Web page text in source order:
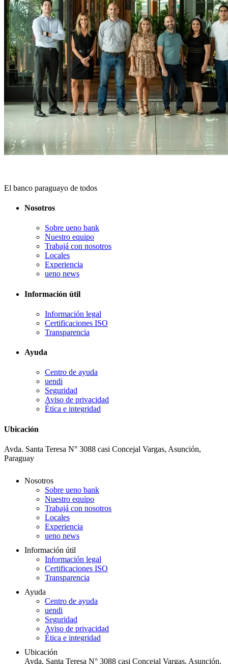
El banco paraguayo de todos
Nosotros
Sobre ueno bank
Nuestro equipo
Trabajá con nosotros
Locales
Experiencia
ueno news
Información útil
Información legal
Certificaciones ISO
Transparencia
Ayuda
Centro de ayuda
uendi
Seguridad
Aviso de privacidad
Ética e integridad
Ubicación
Avda. Santa Teresa N° 3088 casi Concejal Vargas, Asunción,
Paraguay
Nosotros
Sobre ueno bank
Nuestro equipo
Trabajá con nosotros
Locales
Experiencia
ueno news
Información útil
Información legal
Certificaciones ISO
Transparencia
Ayuda
Centro de ayuda
uendi
Seguridad
Aviso de privacidad
Ética e integridad
Ubicación
Avda. Santa Teresa N° 3088 casi Concejal Vargas, Asunción,